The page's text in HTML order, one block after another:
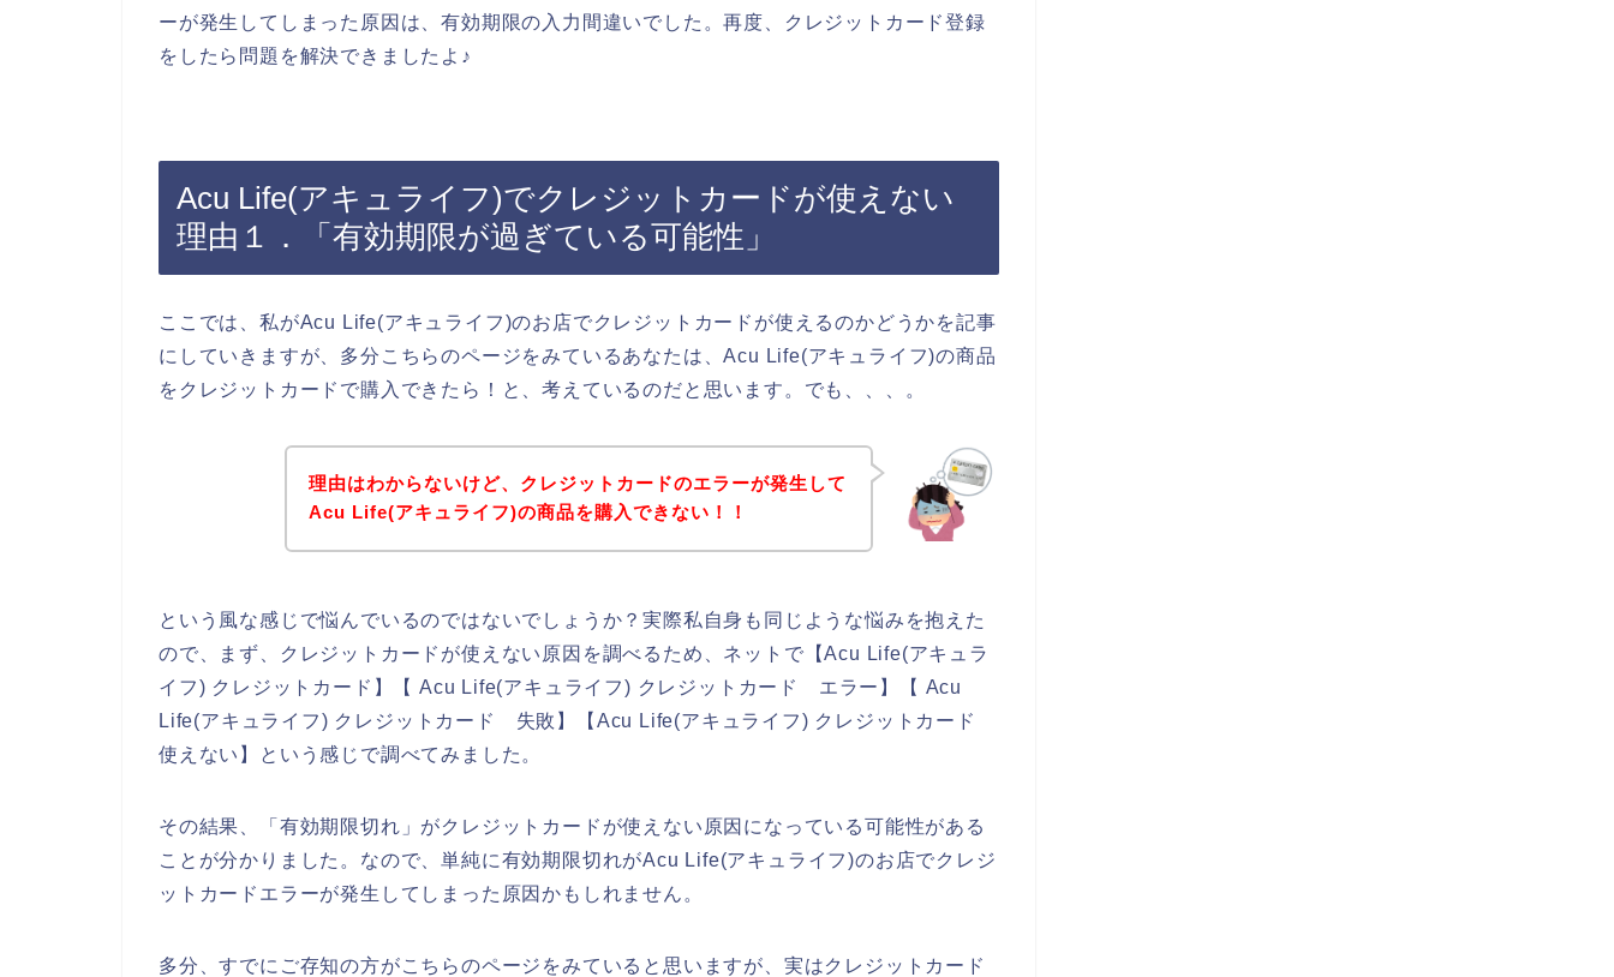
ーが発生してしまった原因は、有効期限の入力間違いでした。再度、クレジットカード登録
をしたら問題を解決できましたよ♪
Acu Life(アキュライフ)でクレジットカードが使えない
理由１．「有効期限が過ぎている可能性」
ここでは、私がAcu Life(アキュライフ)のお店でクレジットカードが使えるのかどうかを記事
にしていきますが、多分こちらのページをみているあなたは、Acu Life(アキュライフ)の商品
をクレジットカードで購入できたら！と、考えているのだと思います。でも、、、。
理由はわからないけど、クレジットカードのエラーが発生して
Acu Life(アキュライフ)の商品を購入できない！！
という風な感じで悩んでいるのではないでしょうか？実際私自身も同じような悩みを抱えた
ので、まず、クレジットカードが使えない原因を調べるため、ネットで【Acu Life(アキュラ
イフ) クレジットカード】【 Acu Life(アキュライフ) クレジットカード エラー】【 Acu
Life(アキュライフ) クレジットカード 失敗】【Acu Life(アキュライフ) クレジットカード
使えない】という感じで調べてみました。
その結果、「有効期限切れ」がクレジットカードが使えない原因になっている可能性がある
ことが分かりました。なので、単純に有効期限切れがAcu Life(アキュライフ)のお店でクレジ
ットカードエラーが発生してしまった原因かもしれません。
多分、すでにご存知の方がこちらのページをみていると思いますが、実はクレジットカード